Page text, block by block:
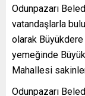
Odunpazarı
vatandaşlarla
olarak
yemeğinde
Mahallesi
Odunpazarı